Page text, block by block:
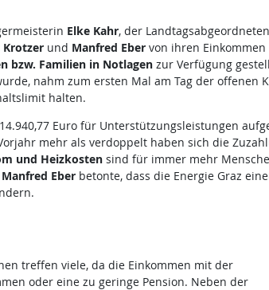
Elke Kahr, der Landtagsabgeordneten
Krotzerund Manfred Eber von ihren
bzw. Familien in Notlagenzur Verfügung
nahm zum ersten Mal am Tag der offenen
halten.
Euro für Unterstützungsleistungen
mehr als verdoppelt haben sich die
und Heizkostensind für immer mehr
Manfred Eberbetonte, dass die Energie Graz
treffen viele, da die Einkommen mit der
oder eine zu geringe Pension. Neben der